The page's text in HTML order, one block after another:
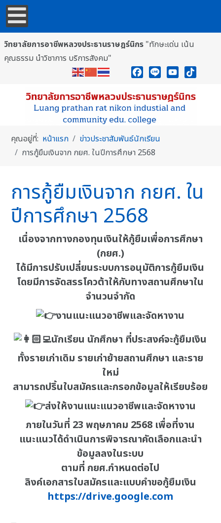
วิทยาลัยการอาชีพหลวงประธานราษฎร์นิกร "ทักษะเด่น เน้น
คุณธรรม นำวิชาการ บริการสังคม"
คุณอยู่ที่: หน้าแรก
ข่าวประชาสัมพันธ์นักเรียน
การกู้ยืมเงินจาก กยศ. ในปีการศึกษา 2568
การกู้ยืมเงินจาก กยศ. ใน
ปีการศึกษา 2568
เนื่องจากทางกองทุนเงินให้กู้ยืมเพื่อการศึกษา
(กยศ.)
ได้มีการปรับเปลี่ยนระบบการอนุมัติการกู้ยืมเงิน
โดยมีการจัดสรรโควต้าให้กับทางสถานศึกษาใน
จำนวนจำกัด
งานแนะแนวอาชีพและจัดหางาน
นักเรียน นักศึกษา ที่ประสงค์จะกู้ยืมเงิน
ทั้งรายเก่าเดิม รายเก่าย้ายสถานศึกษา และราย
ใหม่
สามารถปริ้นใบสมัครและกรอกข้อมูลให้เรียบร้อย
ส่งให้งานแนะแนวอาชีพและจัดหางาน
ภายในวันที่ 23 พฤษภาคม 2568 เพื่อที่งาน
แนะแนวได้ดำเนินการพิจารณาคัดเลือกและนำ
ข้อมูลลงในระบบ
ตามที่ กยศ.กำหนดต่อไป
ลิงค์เอกสารใบสมัครและแบบคำขอกู้ยืมเงิน
https://drive.google.com